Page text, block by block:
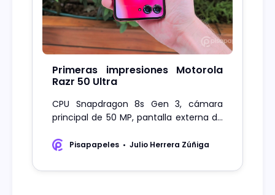
Primeras impresiones Motorola
Razr 50 Ultra
CPU Snapdragon 8s Gen 3, cámara
principal de 50 MP, pantalla externa de
Motorola Razr 50 Ultra.
Pisapapeles Julio Herrera Zúñiga